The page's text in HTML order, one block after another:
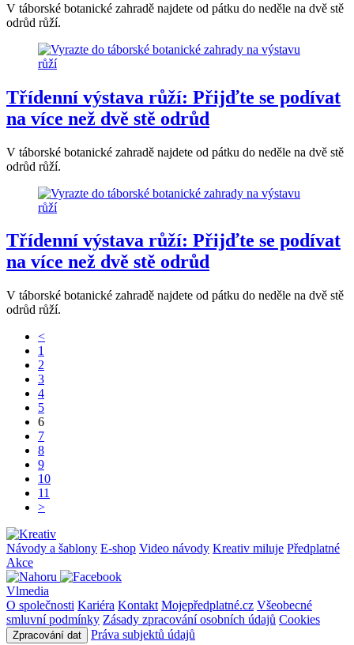
V táborské botanické zahradě najdete od pátku do neděle na dvě stě
odrůd růží.
Třídenní výstava růží: Přijďte se podívat
na více než dvě stě odrůd
V táborské botanické zahradě najdete od pátku do neděle na dvě stě
odrůd růží.
Třídenní výstava růží: Přijďte se podívat
na více než dvě stě odrůd
V táborské botanické zahradě najdete od pátku do neděle na dvě stě
odrůd růží.
<
1
2
3
4
5
6
7
8
9
10
11
>
Návody a šablony E-shop Video návody Kreativ miluje Předplatné
Akce
Vlmedia
O společnosti Kariéra Kontakt Mojepředplatné.cz Všeobecné
smluvní podmínky Zásady zpracování osobních údajů Cookies
Zpracování dat
Práva subjektů údajů